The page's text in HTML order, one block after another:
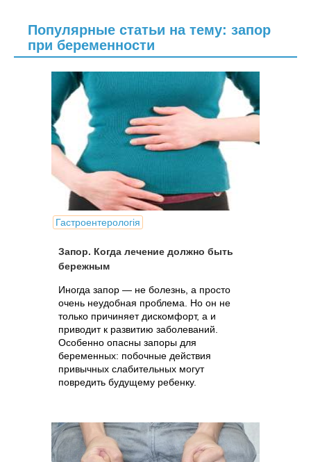
Популярные статьи на тему: запор
при беременности
Гастроентерологія
Запор. Когда лечение должно быть
бережным
Иногда запор — не болезнь, а просто
очень неудобная проблема. Но он не
только причиняет дискомфорт, а и
приводит к развитию заболеваний.
Особенно опасны запоры для
беременных: побочные действия
привычных слабительных могут
повредить будущему ребенку.